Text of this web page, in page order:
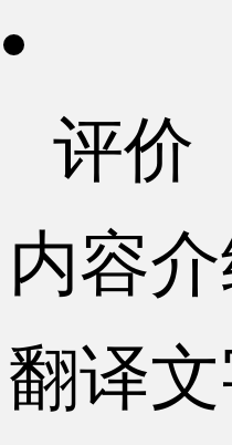
评价
内容
翻译